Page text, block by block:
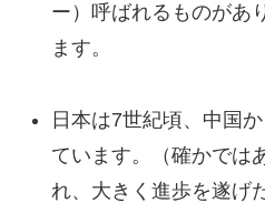
ー）呼ばれるものがあ
ます。
日本は7世紀頃、中国
ています。（確かでは
れ、大きく進歩を遂げ